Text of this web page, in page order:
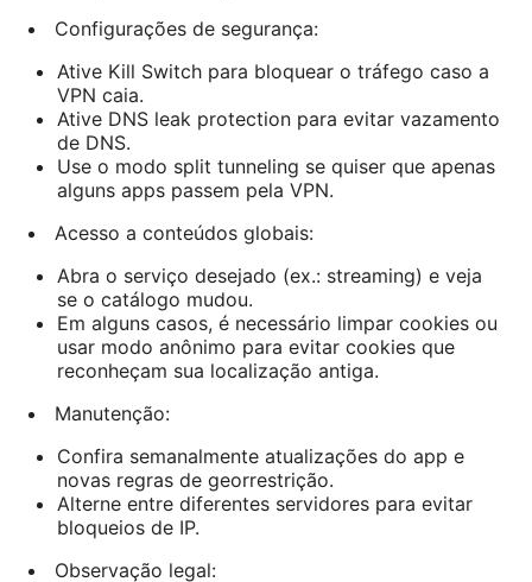
Configurações de segurança:
Ative Kill Switch para bloquear o tráfego caso a
VPN caia.
Ative DNS leak protection para evitar vazamento
de DNS.
Use o modo split tunneling se quiser que apenas
alguns apps passem pela VPN.
Acesso a conteúdos globais:
Abra o serviço desejado (ex.: streaming) e veja
se o catálogo mudou.
Em alguns casos, é necessário limpar cookies ou
usar modo anônimo para evitar cookies que
reconheçam sua localização antiga.
Manutenção:
Confira semanalmente atualizações do app e
novas regras de georrestrição.
Alterne entre diferentes servidores para evitar
bloqueios de IP.
Observação legal: